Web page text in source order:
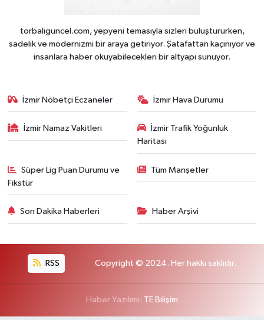
torbaliguncel.com, yepyeni temasıyla sizleri buluştururken,
sadelik ve modernizmi bir araya getiriyor. Şatafattan kaçınıyor ve
insanlara haber okuyabilecekleri bir altyapı sunuyor.
İzmir Nöbetçi Eczaneler İzmir Hava Durumu
İzmir Namaz Vakitleri
İzmir Trafik Yoğunluk
Haritası
Süper Lig Puan Durumu ve
Fikstür
Tüm Manşetler
Son Dakika Haberleri Haber Arşivi
RSS Copyright © 2024. Her hakkı saklıdır.
Haber Yazılımı: TE Bilişim